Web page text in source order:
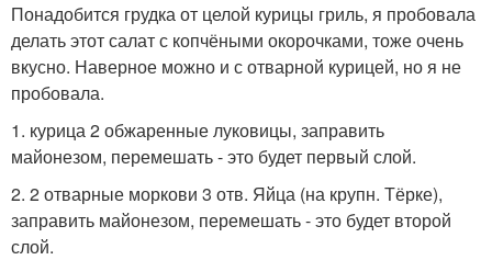
Понадобится грудка от целой курицы гриль, я пробовала
делать этот салат с копчёными окорочками, тоже очень
вкусно. Наверное можно и с отварной курицей, но я не
пробовала.
1. курица 2 обжаренные луковицы, заправить
майонезом, перемешать - это будет первый слой.
2. 2 отварные моркови 3 отв. Яйца (на крупн. Тёрке),
заправить майонезом, перемешать - это будет второй
слой.